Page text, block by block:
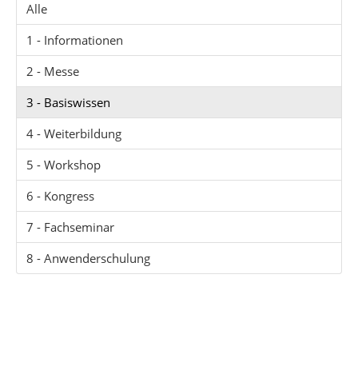
Alle
1 - Informationen
2 - Messe
3 - Basiswissen
4 - Weiterbildung
5 - Workshop
6 - Kongress
7 - Fachseminar
8 - Anwenderschulung